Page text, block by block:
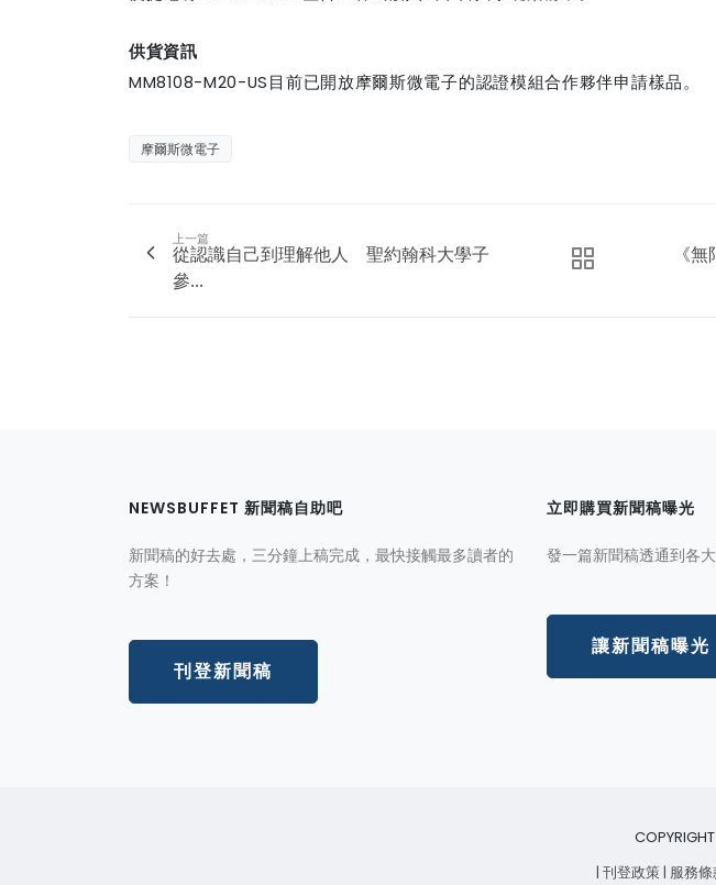
供貨資訊
MM8108-M20-US 目前已開放摩爾斯微電子的認證模組合作夥伴申請樣品。
摩爾斯微電子
上一篇
從認識自己到理解他人 聖約翰科大學子
參...
《
NEWSBUFFET 新聞稿自助吧
新聞稿的好去處，三分鐘上稿完成，最快接觸最多讀者的
方案！
刊登新聞稿
立即購買新聞稿曝光
發一篇新聞稿透通到各
讓新聞稿曝光
| 刊登政策| 服務條